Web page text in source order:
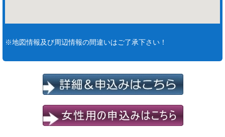
※地図情報及び周辺情報の間違いはご了承下さい！